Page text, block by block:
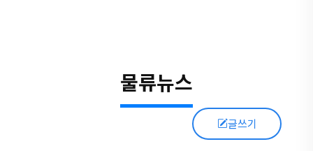
물류뉴스
글쓰기